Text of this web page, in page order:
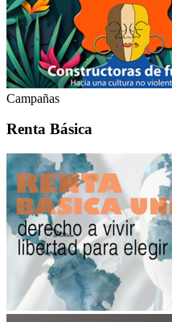
Campañas
Renta Básica